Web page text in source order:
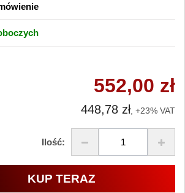
552,00 zł
448,78 zł, +23% VAT
Ilość:
KUP TERAZ